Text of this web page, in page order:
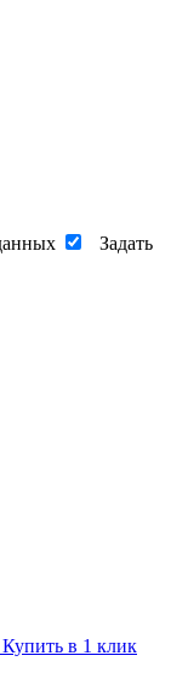
Задать
Купить в 1 клик